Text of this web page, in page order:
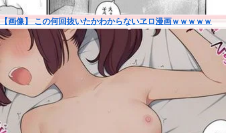
【画像】 この何回抜いたかわからないヱロ漫画ｗｗｗｗｗ